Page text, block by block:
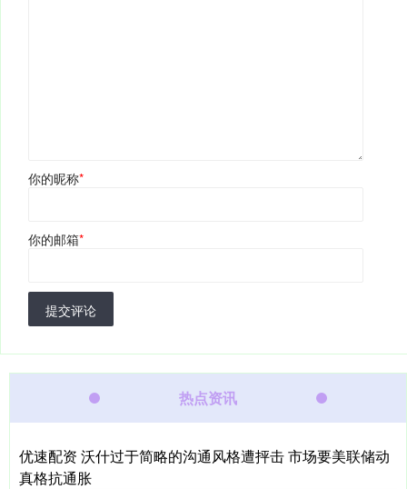
你的昵称*
你的邮箱*
提交评论
热点资讯
优速配资 沃什过于简略的沟通风格遭抨击 市场要美联储动
真格抗通胀